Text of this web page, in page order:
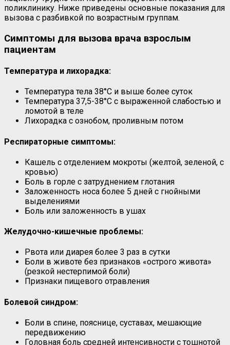
поликлинику. Ниже приведены основные показания для
вызова с разбивкой по возрастным группам.
Симптомы для вызова врача взрослым
пациентам
Температура и лихорадка:
Температура тела 38°C и выше более суток
Температура 37,5-38°C с выраженной слабостью и
ломотой в теле
Лихорадка с ознобом, проливным потом
Респираторные симптомы:
Кашель с отделением мокроты (желтой, зеленой, с
кровью)
Боль в горле с затруднением глотания
Заложенность носа более 5 дней с гнойными
выделениями
Боль или заложенность в ушах
Желудочно-кишечные проблемы:
Рвота или диарея более 3 раз в сутки
Боли в животе без признаков «острого живота»
(резкой нестерпимой боли)
Признаки пищевого отравления
Болевой синдром:
Боли в спине, пояснице, суставах, мешающие
передвижению
Головная боль средней интенсивности с тошнотой